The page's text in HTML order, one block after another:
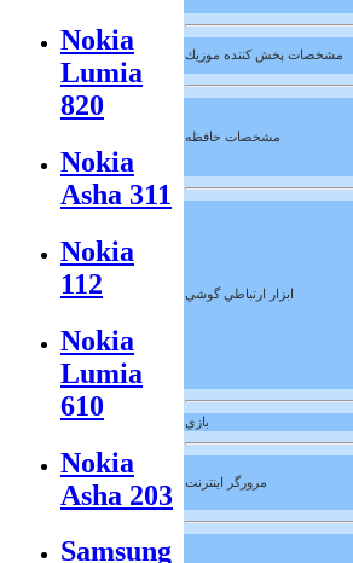
Nokia
Lumia
820
Nokia
Asha 311
Nokia
112
Nokia
Lumia
610
Nokia
Asha 203
Samsung
مشخصات پخش كننده موزيك
مشخصات حافظه
ابزار ارتباطي گوشي
بازي
مرورگر اينترنت